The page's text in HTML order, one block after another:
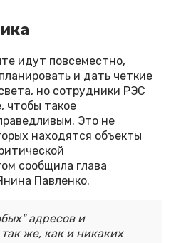
идут повсеместно,
и дать четкие
но сотрудники РЭС
чтобы такое
Это не
находятся объекты
сообщила глава
Павленко.
адресов и
же, как и никаких